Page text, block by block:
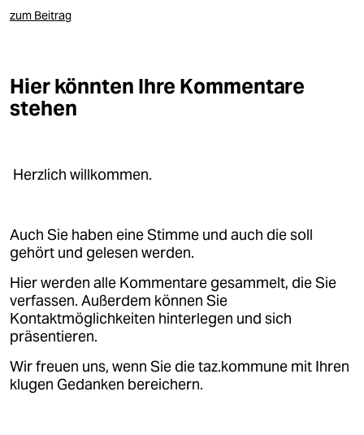
unterstützen
genossenschaft
epaper login
zum Beitrag
Hier könnten Ihre Kommentare
stehen
Herzlich willkommen.
Auch Sie haben eine Stimme und auch die soll
gehört und gelesen werden.
Hier werden alle Kommentare gesammelt, die Sie
verfassen. Außerdem können Sie
Kontaktmöglichkeiten hinterlegen und sich
präsentieren.
Wir freuen uns, wenn Sie die taz.kommune mit Ihren
klugen Gedanken bereichern.